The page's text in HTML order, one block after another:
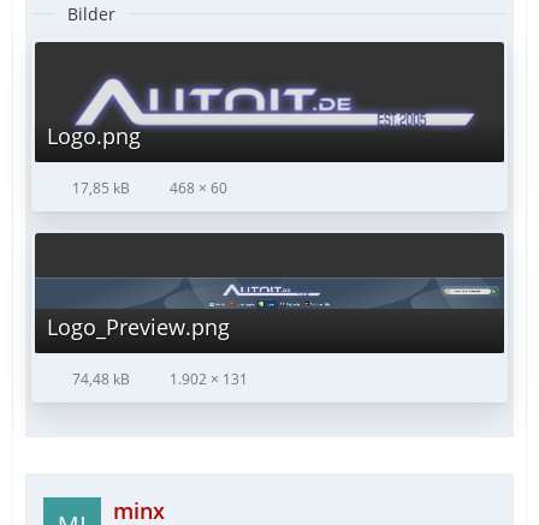
Bilder
Logo.png
17,85 kB 468 × 60
Logo_Preview.png
74,48 kB 1.902 × 131
minx